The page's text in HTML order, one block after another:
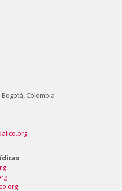
Bogotá, Colombia